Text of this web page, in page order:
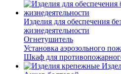
Изделия для обеспечения
жизнедеятельности
Огнетушитель
Установка аэрозольного
Шкаф для